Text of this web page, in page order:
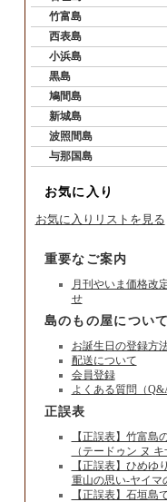
竹富島
西表島
小浜島
黒島
鳩間島
新城島
波照間島
与那国島
お気に入り
お気に入りリストを見る
重要なご案内
月刊やいま価格改
せ
島のもの屋について
お誕生日の登録方
配送について
会員登録
よくある質問（
正誤表
【正誤表】竹富島
（テードゥン ヌ キ
【正誤表】ひめ
重山の思い-ヤイマ
【正誤表】石垣島